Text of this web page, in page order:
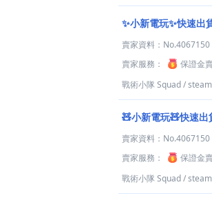
✨小新電玩✨快速出
賣家資料： No.4067150
賣家服務：
保證金
戰術小隊 Squad/steam
🧸小新電玩🧸快速
賣家資料： No.4067150
賣家服務：
保證金
戰術小隊 Squad/steam